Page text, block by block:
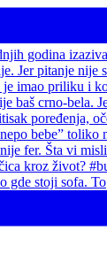
gde stoji sofa. To